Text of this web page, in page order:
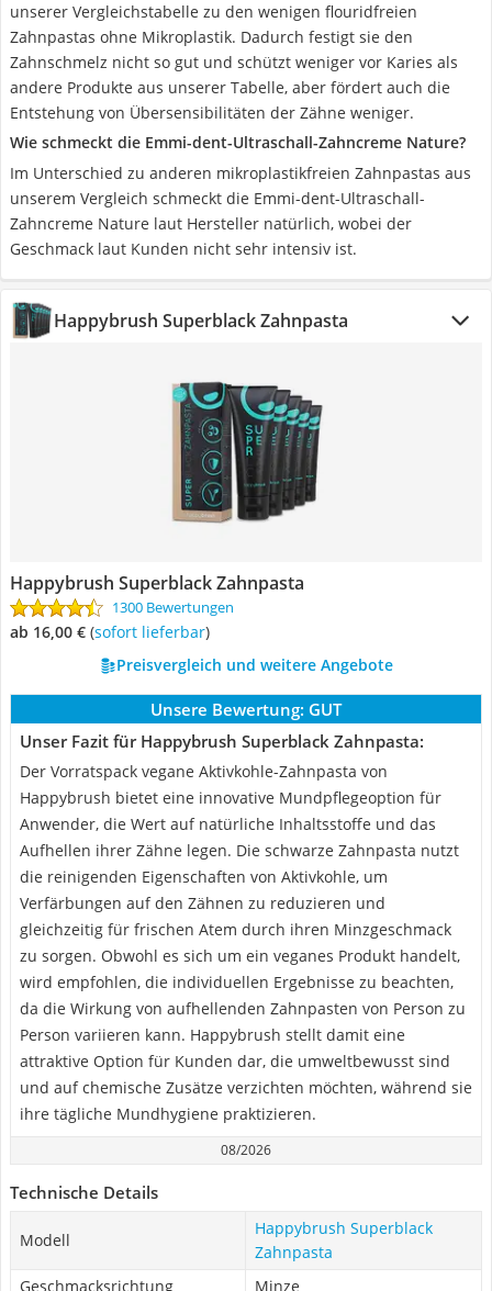
unserer Vergleichstabelle zu den wenigen flouridfreien
Zahnpastas ohne Mikroplastik. Dadurch festigt sie den
Zahnschmelz nicht so gut und schützt weniger vor Karies als
andere Produkte aus unserer Tabelle, aber fördert auch die
Entstehung von Übersensibilitäten der Zähne weniger.
Wie schmeckt die Emmi-dent-Ultraschall-Zahncreme Nature?
Im Unterschied zu anderen mikroplastikfreien Zahnpastas aus
unserem Vergleich schmeckt die Emmi-dent-Ultraschall-
Zahncreme Nature laut Hersteller natürlich, wobei der
Geschmack laut Kunden nicht sehr intensiv ist.
Happybrush Superblack Zahnpasta
Happybrush Superblack Zahnpasta
1300 Bewertungen
ab 16,00 € ( Sofort lieferbar)
Preisvergleich und weitere Angebote
Unsere Bewertung: GUT
Unser Fazit für Happybrush Superblack Zahnpasta:
Der Vorratspack vegane Aktivkohle-Zahnpasta von
Happybrush bietet eine innovative Mundpflegeoption für
Anwender, die Wert auf natürliche Inhaltsstoffe und das
Aufhellen ihrer Zähne legen. Die schwarze Zahnpasta nutzt
die reinigenden Eigenschaften von Aktivkohle, um
Verfärbungen auf den Zähnen zu reduzieren und
gleichzeitig für frischen Atem durch ihren Minzgeschmack
zu sorgen. Obwohl es sich um ein veganes Produkt handelt,
wird empfohlen, die individuellen Ergebnisse zu beachten,
da die Wirkung von aufhellenden Zahnpasten von Person zu
Person variieren kann. Happybrush stellt damit eine
attraktive Option für Kunden dar, die umweltbewusst sind
und auf chemische Zusätze verzichten möchten, während sie
ihre tägliche Mundhygiene praktizieren.
08/2026
Technische Details
Modell
Happybrush Superblack
Zahnpasta
Geschmacksrichtung
Minze